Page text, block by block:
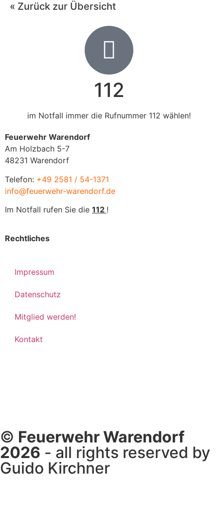
« Zurück zur Übersicht
112
im Notfall immer die Rufnummer 112 wählen!
Feuerwehr Warendorf
Am Holzbach 5-7
48231 Warendorf
Telefon: +49 2581 / 54-1371
info@feuerwehr-warendorf.de
Im Notfall rufen Sie die 112 !
Rechtliches
Impressum
Datenschutz
Mitglied werden!
Kontakt
© Feuerwehr Warendorf
2026 - all rights reserved by
Guido Kirchner